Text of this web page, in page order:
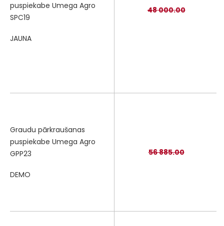
puspiekabe Umega Agro
SPC19
JAUNA
48 000.00
Graudu pārkraušanas
puspiekabe Umega Agro
GPP23
DEMO
56 885.00